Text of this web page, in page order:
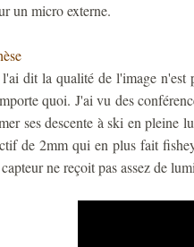
un micro externe.
l'ai dit la qualité de l'image n'est
quoi. J'ai vu des
ses descente à ski en pleine
de 2mm qui en plus fait
ne reçoit pas assez de